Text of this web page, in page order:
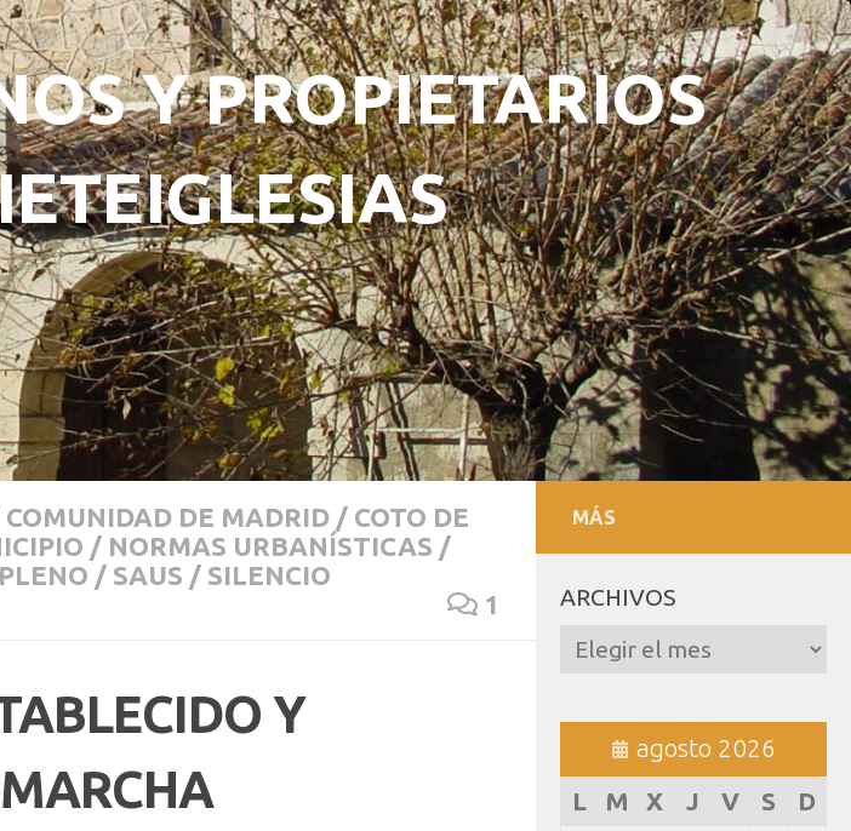
Y PROPIETARIOS
COMUNIDAD DE MADRID / COTO DE
/ NORMAS URBANÍSTICAS /
PLENO / SAUS / SILENCIO
1
Y
MÁS
ARCHIVOS
Archivos
agosto 2026
L
M X J V S
D